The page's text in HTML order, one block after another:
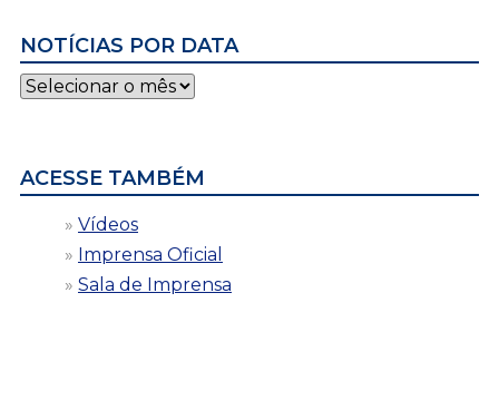
NOTÍCIAS POR DATA
Notícias
por
ACESSE TAMBÉM
Vídeos
Imprensa Oficial
Sala de Imprensa